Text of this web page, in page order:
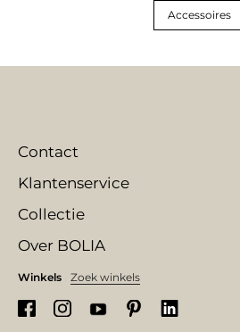
Accessoires
Contact
Klantenservice
Collectie
Over BOLIA
Winkels Zoek winkels